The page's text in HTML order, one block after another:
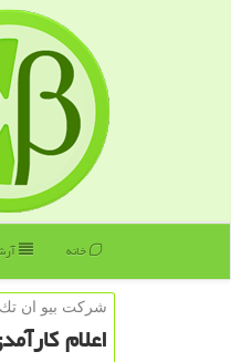
خانه
شركت بیو ان تك
اعلام